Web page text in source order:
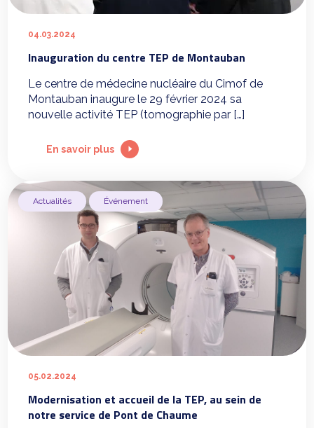
04.03.2024
Inauguration du centre TEP de Montauban
Le centre de médecine nucléaire du Cimof de
Montauban inaugure le 29 février 2024 sa
nouvelle activité TEP (tomographie par […]
En savoir plus
Actualités Événement
05.02.2024
Modernisation et accueil de la TEP, au sein de
notre service de Pont de Chaume